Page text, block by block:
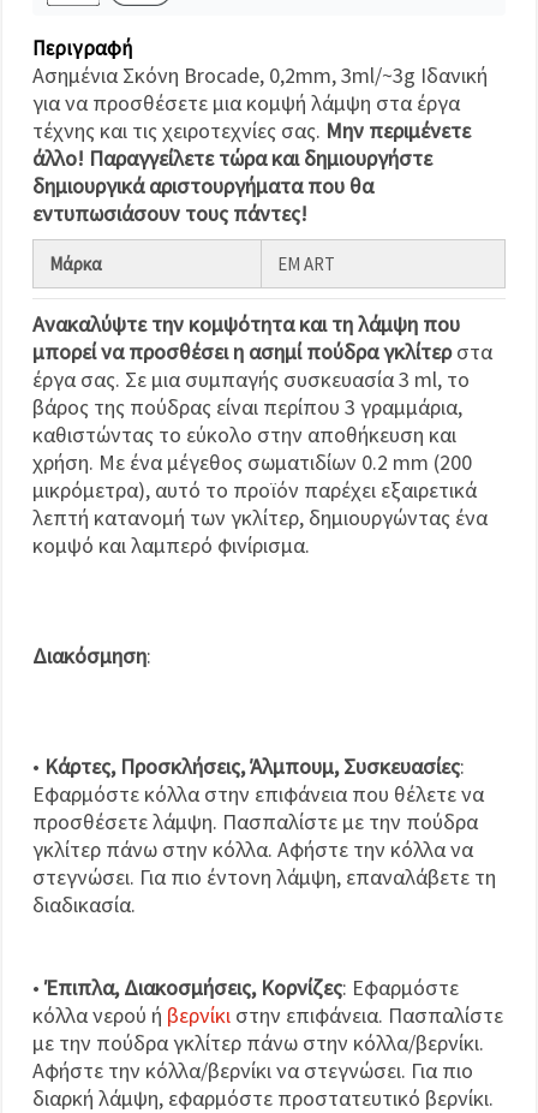
Στον
ιστότοπο!
Ρυθμίσεις
Περιγραφή
Ασημένια Σκόνη Brocade, 0,2mm, 3ml/~3g Ιδανική
για να προσθέσετε μια κομψή λάμψη στα έργα
τέχνης και τις χειροτεχνίες σας. Μην περιμένετε
άλλο! Παραγγείλετε τώρα και δημιουργήστε
δημιουργικά αριστουργήματα που θα
εντυπωσιάσουν τους πάντες!
Μάρκα EM ART
Ανακαλύψτε την κομψότητα και τη λάμψη που
μπορεί να προσθέσει η ασημί πούδρα γκλίτερστα
έργα σας. Σε μια συμπαγής συσκευασία 3 ml, το
βάρος της πούδρας είναι περίπου 3 γραμμάρια,
καθιστώντας το εύκολο στην αποθήκευση και
χρήση. Με ένα μέγεθος σωματιδίων 0.2 mm (200
μικρόμετρα), αυτό το προϊόν παρέχει εξαιρετικά
λεπτή κατανομή των γκλίτερ, δημιουργώντας ένα
κομψό και λαμπερό φινίρισμα.
Διακόσμηση:
• Κάρτες, Προσκλήσεις, Άλμπουμ, Συσκευασίες:
Εφαρμόστε κόλλα στην επιφάνεια που θέλετε να
προσθέσετε λάμψη. Πασπαλίστε με την πούδρα
γκλίτερ πάνω στην κόλλα. Αφήστε την κόλλα να
στεγνώσει. Για πιο έντονη λάμψη, επαναλάβετε τη
διαδικασία.
• Έπιπλα, Διακοσμήσεις, Κορνίζες: Εφαρμόστε
κόλλα νερού ή βερνίκι στην επιφάνεια. Πασπαλίστε
με την πούδρα γκλίτερ πάνω στην κόλλα/βερνίκι.
Αφήστε την κόλλα/βερνίκι να στεγνώσει. Για πιο
διαρκή λάμψη, εφαρμόστε προστατευτικό βερνίκι.